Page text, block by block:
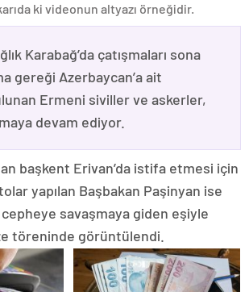
ki videonun altyazı örneğidir.
Karabağ’da çatışmaları sona
gereği Azerbaycan’a ait
Ermeni siviller ve askerler,
devam ediyor.
başkent Erivan’da istifa etmesi için
yapılan Başbakan Paşinyan ise
savaşmaya giden eşiyle
töreninde görüntülendi.